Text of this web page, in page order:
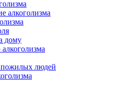
алкоголизма
дому
пожилых людей